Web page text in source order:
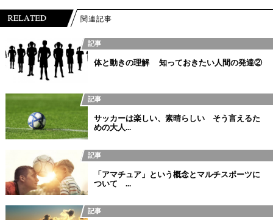
関連記事
記事
体と動きの理解 知っておきたい人間の発達②
記事
サッカーは楽しい、素晴らしい そう言えるた
めの大人...
記事
「アマチュア」という概念とマルチスポーツに
ついて ...
記事